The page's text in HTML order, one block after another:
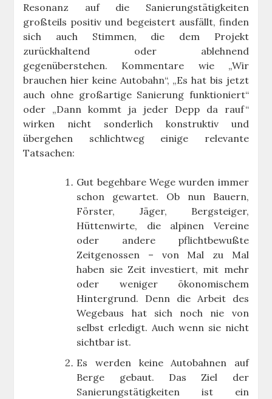
Resonanz auf die Sanierungstätigkeiten
großteils positiv und begeistert ausfällt, finden
sich auch Stimmen, die dem Projekt
zurückhaltend oder ablehnend
gegenüberstehen. Kommentare wie „Wir
brauchen hier keine Autobahn“, „Es hat bis jetzt
auch ohne großartige Sanierung funktioniert“
oder „Dann kommt ja jeder Depp da rauf“
wirken nicht sonderlich konstruktiv und
übergehen schlichtweg einige relevante
Tatsachen:
Gut begehbare Wege wurden immer
schon gewartet. Ob nun Bauern,
Förster, Jäger, Bergsteiger,
Hüttenwirte, die alpinen Vereine
oder andere pflichtbewußte
Zeitgenossen – von Mal zu Mal
haben sie Zeit investiert, mit mehr
oder weniger ökonomischem
Hintergrund. Denn die Arbeit des
Wegebaus hat sich noch nie von
selbst erledigt. Auch wenn sie nicht
sichtbar ist.
Es werden keine Autobahnen auf
Berge gebaut. Das Ziel der
Sanierungstätigkeiten ist ein